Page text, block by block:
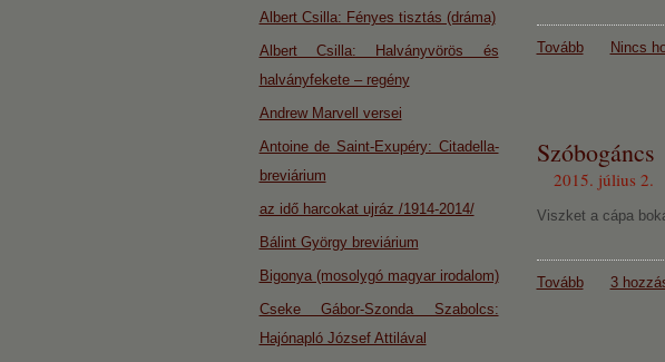
Tovább Nincs
Szóbogáncs
2015. július 2.
Viszket a cápa
Tovább 3
Albert Csilla: Fényes tisztás (dráma)
Albert Csilla: Halványvörös és
halványfekete – regény
Andrew Marvell versei
Antoine de Saint-Exupéry: Citadella-
breviárium
az idő harcokat ujráz /1914-2014/
Bálint György breviárium
Bigonya (mosolygó magyar irodalom)
Cseke Gábor-Szonda Szabolcs:
Hajónapló József Attilával